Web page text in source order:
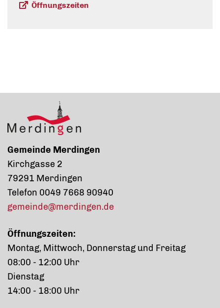
Öffnungszeiten
Gemeinde Merdingen
Kirchgasse 2
79291 Merdingen
Telefon 0049 7668 90940
gemeinde@merdingen.de
Öffnungszeiten:
Montag, Mittwoch, Donnerstag und Freitag
08:00 - 12:00 Uhr
Dienstag
14:00 - 18:00 Uhr